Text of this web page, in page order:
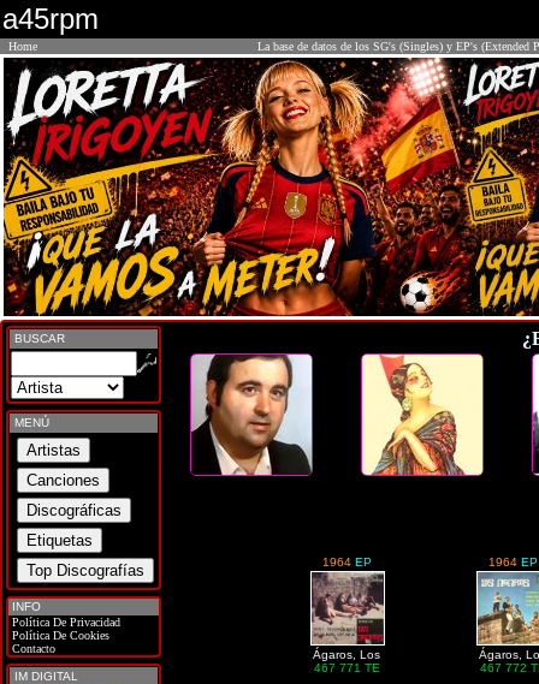
a45rpm
Home La base de datos de los SG's (Singles) y EP's (Extended
BUSCAR
MENÚ
INFO
Política De Privacidad
Política De Cookies
Contacto
IM DIGITAL
1964 EP
Ágaros, Los
467 771 TE
1964 EP
Ágaros,
467 772